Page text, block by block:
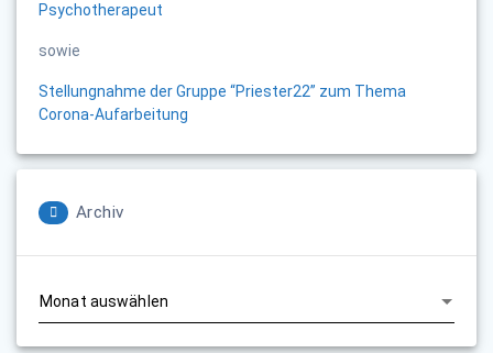
Psychotherapeut
sowie
Stellungnahme der Gruppe “Priester22” zum Thema
Corona-Aufarbeitung
Archiv